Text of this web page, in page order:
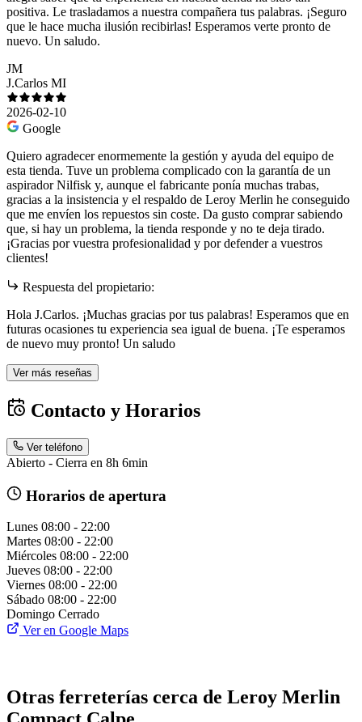
positiva. Le trasladamos a nuestra compañera tus palabras. ¡Seguro
que le hace mucha ilusión recibirlas! Esperamos verte pronto de
nuevo. Un saludo.
JM
J.Carlos MI
2026-02-10
Google
Quiero agradecer enormemente la gestión y ayuda del equipo de
esta tienda. Tuve un problema complicado con la garantía de un
aspirador Nilfisk y, aunque el fabricante ponía muchas trabas,
gracias a la insistencia y el respaldo de Leroy Merlin he conseguido
que me envíen los repuestos sin coste. Da gusto comprar sabiendo
que, si hay un problema, la tienda responde y no te deja tirado.
¡Gracias por vuestra profesionalidad y por defender a vuestros
clientes!
Respuesta del propietario:
Hola J.Carlos. ¡Muchas gracias por tus palabras! Esperamos que en
futuras ocasiones tu experiencia sea igual de buena. ¡Te esperamos
de nuevo muy pronto! Un saludo
Ver más reseñas
Contacto y Horarios
Ver teléfono
Abierto - Cierra en 8h 6min
Horarios de apertura
Lunes 08:00 - 22:00
Martes 08:00 - 22:00
Miércoles 08:00 - 22:00
Jueves 08:00 - 22:00
Viernes 08:00 - 22:00
Sábado 08:00 - 22:00
Domingo Cerrado
Ver en Google Maps
Otras ferreterías cerca de Leroy Merlin